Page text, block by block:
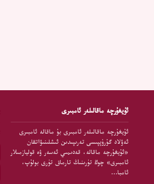
ئۇيغۇرچە ماقالىلەر ئامبىرى
ئۇيغۇرچە ماقالىلەر ئامبىرى بۇ ماقالە ئامبىرى
ئەۋلاد گۇرۇپپىسى تەرىپىدىن ئىشلىنىۋاتقان
«ئۇيغۇرچە ماقالە، قەدىمىي ئەسەر ۋە قوليازمىلار
ئامبىرى» چوڭ تۈرىنىڭ تارماق تۈرى بولۇپ،
ئامبا…